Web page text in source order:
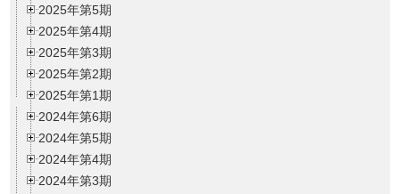
2025年第5期
2025年第4期
2025年第3期
2025年第2期
2025年第1期
2024年第6期
2024年第5期
2024年第4期
2024年第3期